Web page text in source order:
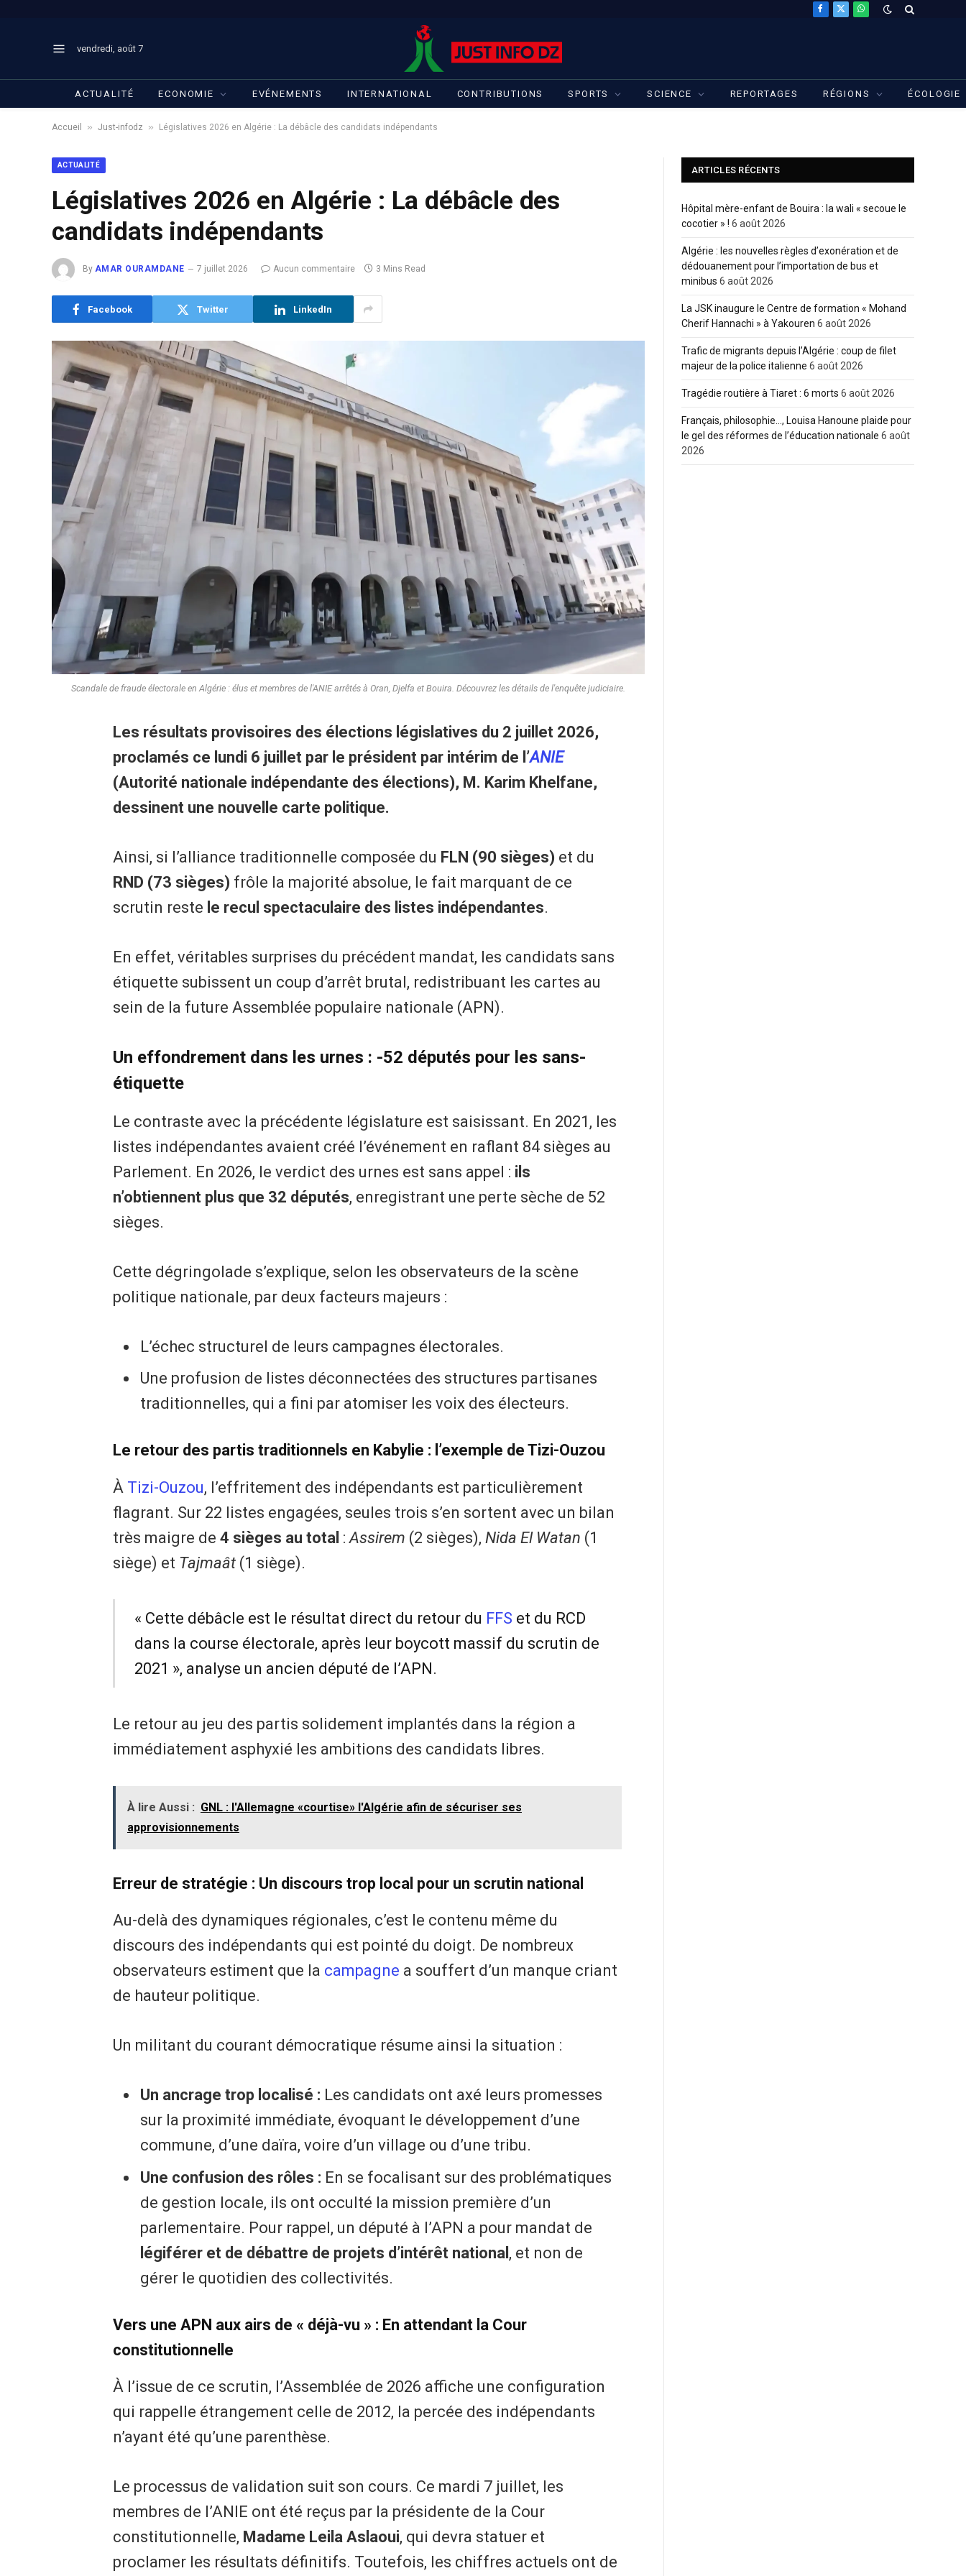
Facebook
X
WhatsApp
vendredi, août 7
ACTUALITÉ ECONOMIE EVÉNEMENTS INTERNATIONAL CONTRIBUTIONS SPORTS SCIENCE REPORTAGES RÉGIONS ÉCOLOGIE
Accueil » Just-infodz » Législatives 2026 en Algérie : La débâcle des candidats indépendants
ACTUALITÉ
Législatives 2026 en Algérie : La débâcle des
candidats indépendants
By AMAR OURAMDANE 7 juillet 2026 Aucun commentaire 3 Mins Read
Facebook Twitter LinkedIn
Scandale de fraude électorale en Algérie : élus et membres de l'ANIE arrêtés à Oran, Djelfa et Bouira. Découvrez les détails de l'enquête judiciaire.
​Les résultats provisoires des élections législatives du 2 juillet 2026,
proclamés ce lundi 6 juillet par le président par intérim de l’ANIE
(Autorité nationale indépendante des élections), M. Karim Khelfane,
dessinent une nouvelle carte politique.
Ainsi, si l’alliance traditionnelle composée du FLN (90 sièges) et du
RND (73 sièges) frôle la majorité absolue, le fait marquant de ce
scrutin reste le recul spectaculaire des listes indépendantes.
En effet, ​véritables surprises du précédent mandat, les candidats sans
étiquette subissent un coup d’arrêt brutal, redistribuant les cartes au
sein de la future Assemblée populaire nationale (APN).
​Un effondrement dans les urnes : -52 députés pour les sans-
étiquette
​Le contraste avec la précédente législature est saisissant. En 2021, les
listes indépendantes avaient créé l’événement en raflant 84 sièges au
Parlement. En 2026, le verdict des urnes est sans appel : ils
n’obtiennent plus que 32 députés, enregistrant une perte sèche de 52
sièges.
​Cette dégringolade s’explique, selon les observateurs de la scène
politique nationale, par deux facteurs majeurs :
​L’échec structurel de leurs campagnes électorales.
​Une profusion de listes déconnectées des structures partisanes
traditionnelles, qui a fini par atomiser les voix des électeurs.
​Le retour des partis traditionnels en Kabylie : l’exemple de Tizi-Ouzou
​À Tizi-Ouzou, l’effritement des indépendants est particulièrement
flagrant. Sur 22 listes engagées, seules trois s’en sortent avec un bilan
très maigre de 4 sièges au total : Assirem (2 sièges), Nida El Watan (1
siège) et Tajmaât(1 siège).
​« Cette débâcle est le résultat direct du retour du FFS et du RCD
dans la course électorale, après leur boycott massif du scrutin de
2021 », analyse un ancien député de l’APN.
​Le retour au jeu des partis solidement implantés dans la région a
immédiatement asphyxié les ambitions des candidats libres.
À lire Aussi : GNL : l'Allemagne «courtise» l'Algérie afin de sécuriser ses
approvisionnements
​Erreur de stratégie : Un discours trop local pour un scrutin national
​Au-delà des dynamiques régionales, c’est le contenu même du
discours des indépendants qui est pointé du doigt. De nombreux
observateurs estiment que la campagne a souffert d’un manque criant
de hauteur politique.
​Un militant du courant démocratique résume ainsi la situation :
Un ancrage trop localisé : Les candidats ont axé leurs promesses
sur la proximité immédiate, évoquant le développement d’une
commune, d’une daïra, voire d’un village ou d’une tribu.
Une confusion des rôles : En se focalisant sur des problématiques
de gestion locale, ils ont occulté la mission première d’un
parlementaire. Pour rappel, un député à l’APN a pour mandat de
légiférer et de débattre de projets d’intérêt national , et non de
gérer le quotidien des collectivités.
​Vers une APN aux airs de « déjà-vu » : En attendant la Cour
constitutionnelle
​À l’issue de ce scrutin, l’Assemblée de 2026 affiche une configuration
qui rappelle étrangement celle de 2012, la percée des indépendants
n’ayant été qu’une parenthèse.
​Le processus de validation suit son cours. Ce mardi 7 juillet, les
membres de l’ANIE ont été reçus par la présidente de la Cour
constitutionnelle, Madame Leila Aslaoui, qui devra statuer et
proclamer les résultats définitifs. Toutefois, les chiffres actuels ont de
ARTICLES RÉCENTS
Hôpital mère-enfant de Bouira : la wali « secoue le
cocotier » ! 6 août 2026
Algérie : les nouvelles règles d’exonération et de
dédouanement pour l’importation de bus et
minibus 6 août 2026
La JSK inaugure le Centre de formation « Mohand
Cherif Hannachi » à Yakouren 6 août 2026
Trafic de migrants depuis l’Algérie : coup de filet
majeur de la police italienne 6 août 2026
Tragédie routière à Tiaret : 6 morts 6 août 2026
Français, philosophie…, Louisa Hanoune plaide pour
le gel des réformes de l’éducation nationale 6 août
2026